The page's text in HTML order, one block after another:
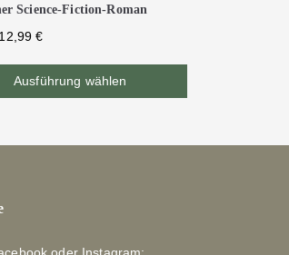
Science-Fiction-Roman
12,99€
Ausführung wählen
oder Instagram: